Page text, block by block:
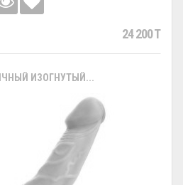
24 200 T
ИЗОГНУТЫЙ...